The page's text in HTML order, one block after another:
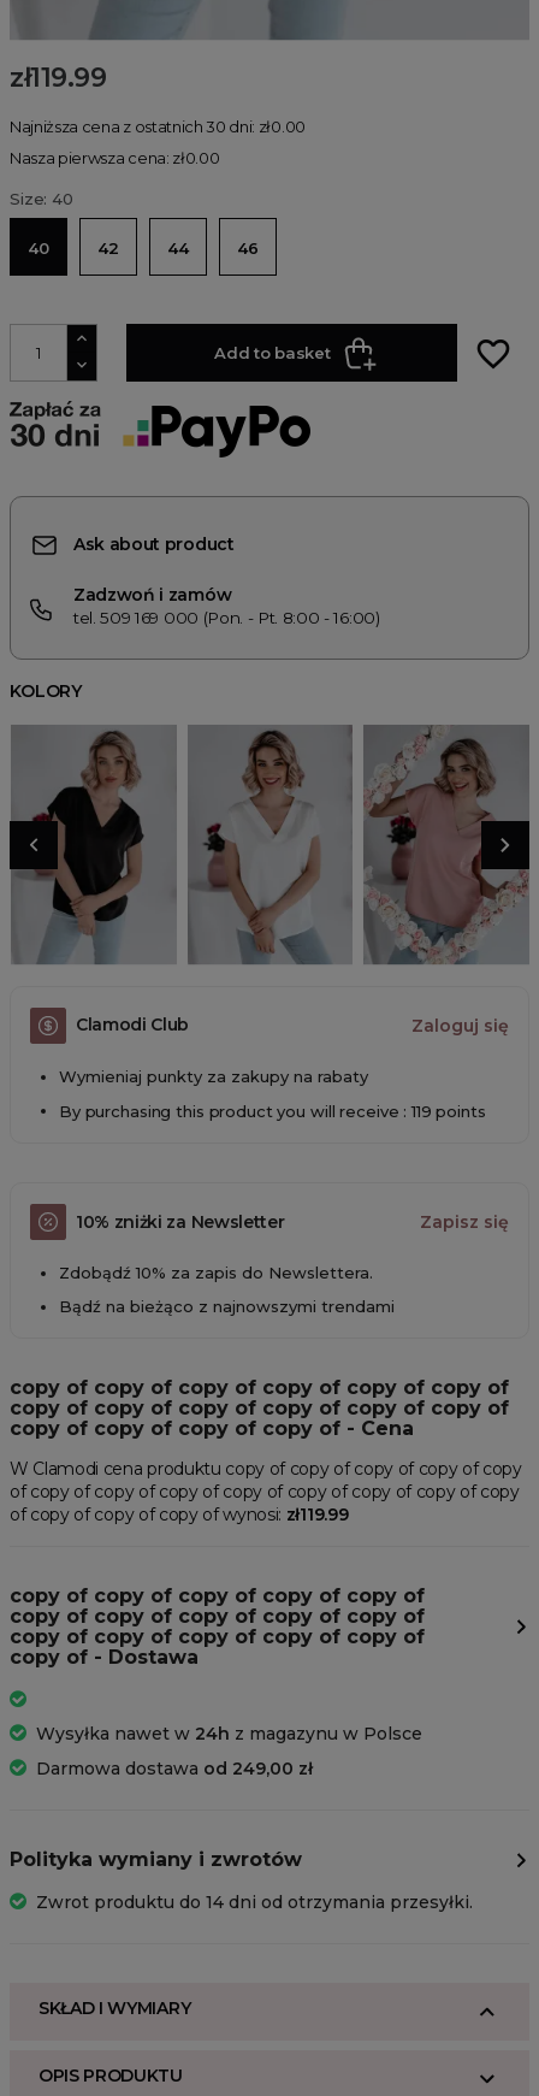
zł119.99
Najniższa cena z ostatnich 30 dni: zł0.00
Nasza pierwsza cena: zł0.00
Size: 40
40 42 44 46
Add to basket favorite_border
Ask about product
Zadzwoń i zamów
tel. 509 169 000 (Pon. - Pt. 8:00 - 16:00)
KOLORY
Clamodi Club Zaloguj się
Wymieniaj punkty za zakupy na rabaty
By purchasing this product you will receive : 119 points
10% zniżki za Newsletter Zapisz się
Zdobądź 10% za zapis do Newslettera.
Bądź na bieżąco z najnowszymi trendami
copy of copy of copy of copy of copy of copy of
copy of copy of copy of copy of copy of copy of
copy of copy of copy of copy of - Cena
W Clamodi cena produktu copy of copy of copy of copy of copy
of copy of copy of copy of copy of copy of copy of copy of copy
of copy of copy of copy of wynosi: zł119.99
copy of copy of copy of copy of copy of
copy of copy of copy of copy of copy of
copy of copy of copy of copy of copy of
copy of - Dostawa
Wysyłka nawet w 24h z magazynu w Polsce
Darmowa dostawa od 249,00 zł
Polityka wymiany i zwrotów
Zwrot produktu do 14 dni od otrzymania przesyłki.
SKŁAD I WYMIARY
OPIS PRODUKTU